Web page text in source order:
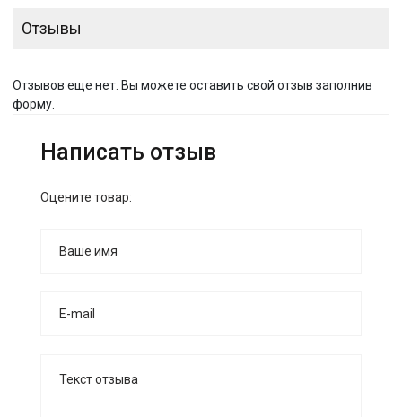
Отзывы
Отзывов еще нет. Вы можете оставить свой отзыв заполнив
форму.
Написать отзыв
Оцените товар: